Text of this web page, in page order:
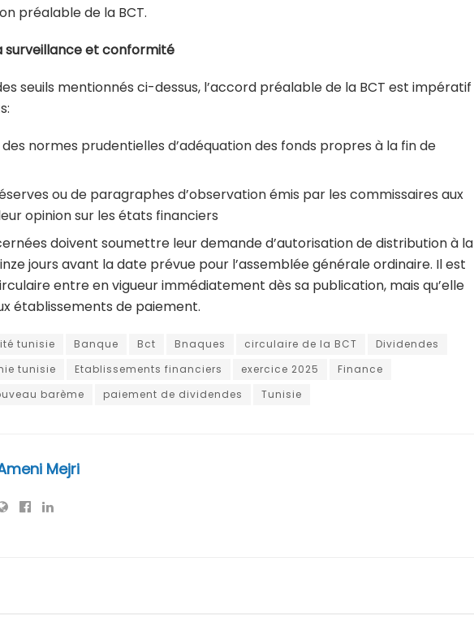
préalable de la BCT.
surveillance et conformité
seuils mentionnés ci-dessus, l’accord préalable de la BCT est impératif
normes prudentielles d’adéquation des fonds propres à la fin de
ou de paragraphes d’observation émis par les commissaires aux
opinion sur les états financiers
doivent soumettre leur demande d’autorisation de distribution à la
jours avant la date prévue pour l’assemblée générale ordinaire. Il est
entre en vigueur immédiatement dès sa publication, mais qu’elle
établissements de paiement.
tunisie Banque Bct Bnaques circulaire de la BCT
Dividendes
tunisie Etablissements financiers exercice 2025
Finance
barème paiement de dividendes Tunisie
Mejri